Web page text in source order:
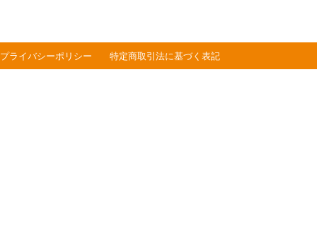
プライバシーポリシー 特定商取引法に基づく表記